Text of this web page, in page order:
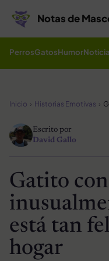
Notas de
PerrosGatosHumor
Inicio Historias Emotivas
Escrito por
David Gallo
Gatito
está tan
hogar